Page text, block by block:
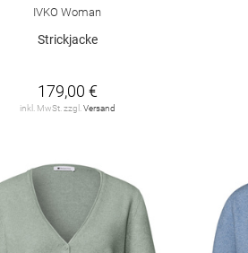
IVKO Woman
Strickjacke
179,00 €
inkl. MwSt. zzgl. Versand